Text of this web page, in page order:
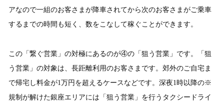
アなので一組のお客さまが降車されてから次のお客さまがご乗車
するまでの時間も短く、数をこなして稼ぐことができます。
この「繋ぐ営業」の対極にあるのが④の「狙う営業」です。「狙
う営業」の対象は、長距離利用のお客さまです。郊外のご自宅ま
で帰宅し料金が1万円を超えるケースなどです。深夜1時以降の※
規制が解けた銀座エリアには「狙う営業」を行うタクシードライ